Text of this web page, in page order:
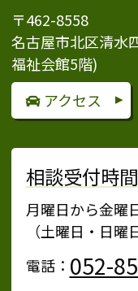
〒462-8558
名古屋市北区清水
福祉会館5階)
アクセス
相談受付時間
月曜日から金曜
（土曜日・日曜
電話： 052-